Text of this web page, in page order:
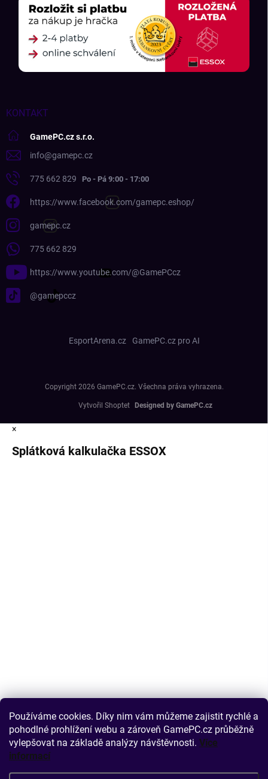
Používáme cookies. Díky nim vám můžeme zajistit rychlé a
pohodlné prohlížení webu a zároveň GamePC.cz průběžně
vylepšovat na základě analýzy návštěvnosti. Více
informací
KONTAKT
GamePC.cz s.r.o.
info@gamepc.cz
775 662 829
https://www.facebook.com/gamepc.eshop/
gamepc.cz
775 662 829
https://www.youtube.com/@GamePCcz
@gamepccz
EsportArena.cz GamePC.cz pro AI
Vytvořil Shoptet
Copyright 2026 GamePC.cz. Všechna práva vyhrazena.
×
Splátková kalkulačka ESSOX